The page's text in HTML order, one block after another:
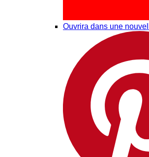
Ouvrira dans une